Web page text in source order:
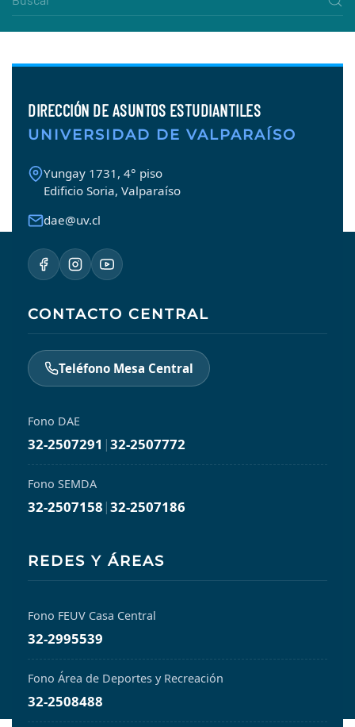
DIRECCIÓN DE ASUNTOS ESTUDIANTILES
UNIVERSIDAD DE VALPARAÍSO
Yungay 1731, 4° piso
Edificio Soria, Valparaíso
dae@uv.cl
CONTACTO CENTRAL
Teléfono Mesa Central
Fono DAE
32-2507291 |32-2507772
Fono SEMDA
32-2507158 |32-2507186
REDES Y ÁREAS
Fono FEUV Casa Central
32-2995539
Fono Área de Deportes y Recreación
32-2508488